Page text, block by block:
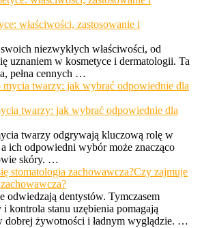
właściwości, zastosowanie i
niezwykłych właściwości, od
uznaniem w kosmetyce i dermatologii. Ta
pełna cennych …
twarzy: jak wybrać odpowiednie dla
twarzy odgrywają kluczową rolę w
ich odpowiedni wybór może znacząco
skóry. …
Czy zajmuje
odwiedzają dentystów. Tymczasem
kontrola stanu uzębienia pomagają
dobrej żywotności i ładnym wyglądzie. …